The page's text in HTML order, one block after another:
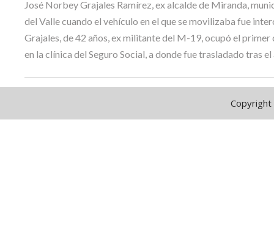
José Norbey Grajales Ramírez, ex alcalde de Miranda,
del Valle cuando el vehículo en el que se movilizaba fue
Grajales, de 42 años, ex militante del M-19, ocupó el
en la clínica del Seguro Social, a donde fue trasladado tras
Copyright